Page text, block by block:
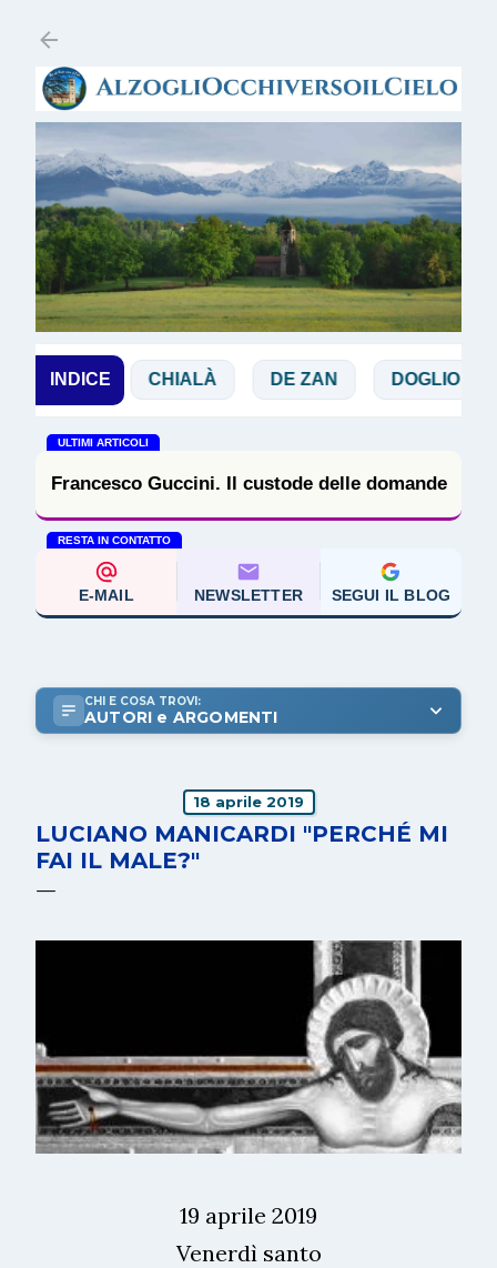
INDICE
CHIALÀ DE ZAN DOGLIO
ULTIMI ARTICOLI
Francesco Guccini. Il custode delle domande
RESTA IN CONTATTO
E-MAIL NEWSLETTER SEGUI IL BLOG
CHI E COSA TROVI:
AUTORI e ARGOMENTI
18 aprile 2019
LUCIANO MANICARDI "PERCHÉ MI
FAI IL MALE?"
19 aprile 2019
Venerdì santo